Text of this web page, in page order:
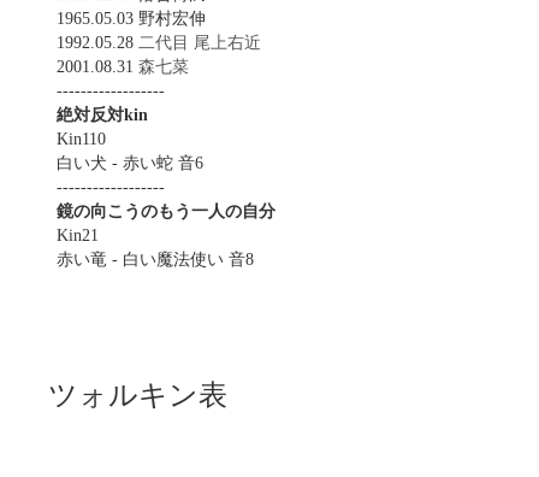
1965.05.03 野村宏伸
1992.05.28 二代目 尾上右近
2001.08.31 森七菜
------------------
絶対反対kin
Kin110
白い犬 - 赤い蛇 音6
------------------
鏡の向こうのもう一人の自分
Kin21
赤い竜 - 白い魔法使い 音8
ツォルキン表